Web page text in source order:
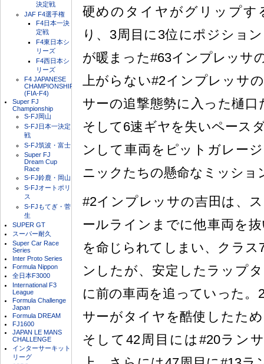
決定戦
JAF F4選手権
F4日本一決
定戦
F4東日本シ
リーズ
F4西日本シ
リーズ
F4 JAPANESE
CHAMPIONSHIP
(FIA-F4)
Super FJ
Championship
S-FJ岡山
S-FJ日本一決定
戦
S-FJ筑波・富士
Super FJ
Dream Cup
Race
S-FJ鈴鹿・岡山
S-FJオートポリ
ス
S-FJもてぎ・菅
生
SUPER GT
スーパー耐久
Super Car Race
Series
Inter Proto Series
Formula Nippon
全日本F3000
International F3
League
Formula Challenge
Japan
Formula DREAM
FJ1600
JAPAN LE MANS
CHALLENGE
インターサーキット
リーグ
硬めのタイヤがグリップす
り、3周目に3位にポジショ
が暖まった#63インプレッサ
上がらない#2インプレッサ
サーの追撃態勢に入った樋
そして6速ギヤを失いペース
ンして車両をピットガレー
ニックたちの懸命なミッショ
#2インプレッサの吉田は、
ールラインまでに他車両を
を命じられてしまい、クラ
ンしたが、安定したラップ
に前の車両を追っていった。
サーがタイヤを酷使したた
そして42周目には#20ラン